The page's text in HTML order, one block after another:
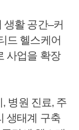
활 공간–커
드 헬스케어
사업을 확장
병원 진료, 주
생태계 구축